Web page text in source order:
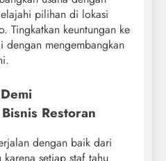
pilihan di lokasi
Tingkatkan keuntungan ke
mengembangkan
Restoran
dengan baik dari